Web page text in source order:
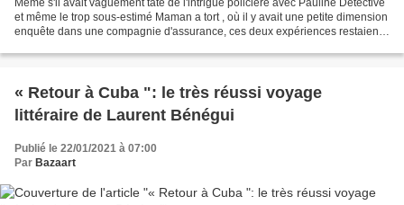
Même s'il avait vaguement tâté de l'intrigue policière avec Pauline Détective
et même le trop sous-estimé Maman a tort , où il y avait une petite dimension
enquête dans une compagnie d'assurance, ces deux expériences restaient
« Retour à Cuba ": le très réussi voyage
littéraire de Laurent Bénégui
Publié le 22/01/2021 à 07:00
Par Bazaart